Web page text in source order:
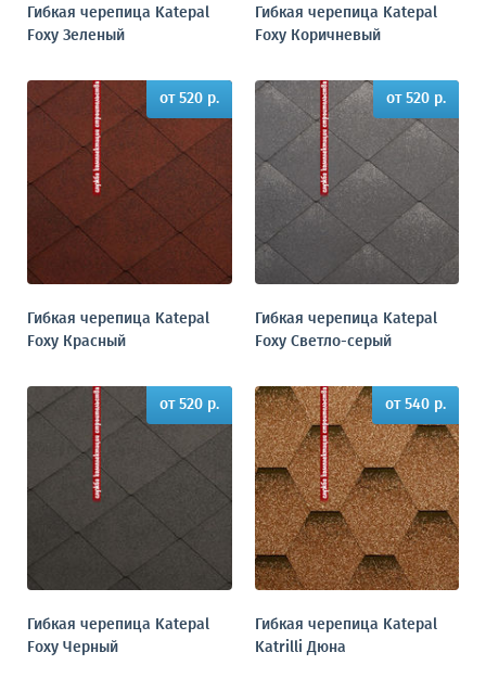
Гибкая черепица Katepal
Foxy Зеленый
Гибкая черепица Katepal
Foxy Коричневый
от 520 р.
Гибкая черепица Katepal
Foxy Красный
от 520 р.
Гибкая черепица Katepal
Foxy Светло-серый
от 520 р.
Гибкая черепица Katepal
Foxy Черный
от 540 р.
Гибкая черепица Katepal
Katrilli Дюна